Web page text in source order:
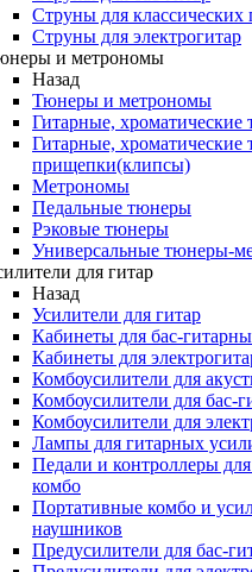
Струны для классических
Струны для электрогитар
и метрономы
Назад
Тюнеры и метрономы
Гитарные,
Гитарные,
прищепки(клипсы)
Метрономы
Педальные тюнеры
Рэковые тюнеры
Универсальные тюнеры-
для гитар
Назад
Усилители для гитар
Кабинеты для бас-
Кабинеты для
Комбоусилители для
Комбоусилители для бас-
Комбоусилители для
Лампы для гитарных
Педали и контроллеры
комбо
Портативные комбо и
наушников
Предусилители для бас-